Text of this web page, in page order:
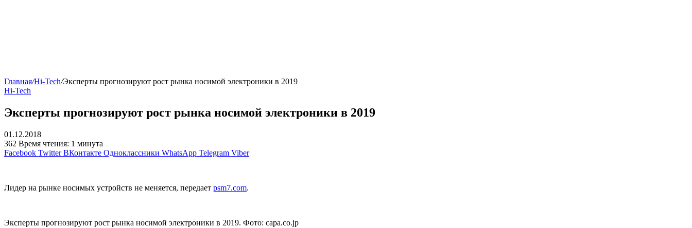
Главная/Hi-Tech/Эксперты прогнозируют рост рынка носимой электроники в 2019
Hi-Tech
Эксперты прогнозируют рост рынка носимой электроники в 2019
01.12.2018
362 Время чтения: 1 минута
Facebook Twitter ВКонтакте Одноклассники WhatsApp Telegram Viber
Лидер на рынке носимых устройств не меняется, передает psm7.com.
Эксперты прогнозируют рост рынка носимой электроники в 2019. Фото: capa.co.jp